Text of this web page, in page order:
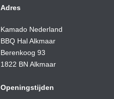
Adres
Kamado Nederland
BBQ Hal Alkmaar
Berenkoog 93
1822 BN Alkmaar
Openingstijden